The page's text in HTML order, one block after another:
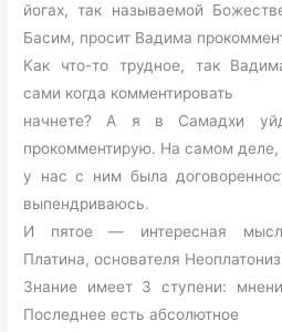
йогах, так называемой
Басим, просит Вадима
Как что-то трудное, так
сами когда комментировать
начнете? А я в Самадхи
прокомментирую. На самом деле,
у нас с ним была
выпендриваюсь.
И пятое — интересная
Платина, основателя
Знание имеет 3 ступени:
Последнее есть абсолютное